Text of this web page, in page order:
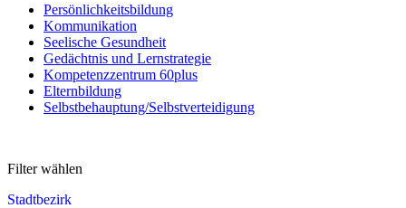
Persönlichkeitsbildung
Kommunikation
Seelische Gesundheit
Gedächtnis und Lernstrategie
Kompetenzzentrum 60plus
Elternbildung
Selbstbehauptung/Selbstverteidigung
Filter wählen
Stadtbezirk